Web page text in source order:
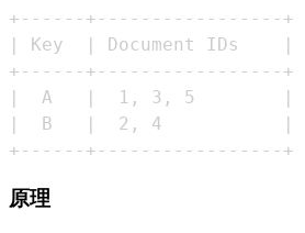
+------+-----------------+
原理